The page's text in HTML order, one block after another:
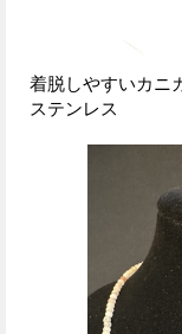
着脱しやすいカニ
ステンレス